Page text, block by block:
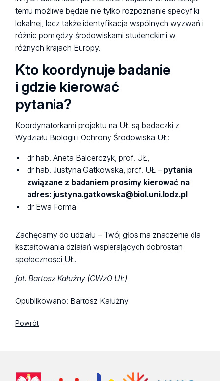
temu możliwe będzie nie tylko rozpoznanie specyfiki
lokalnej, lecz także identyfikacja wspólnych wyzwań i
różnic pomiędzy środowiskami studenckimi w
różnych krajach Europy.
Kto koordynuje badanie
i gdzie kierować
pytania?
Koordynatorkami projektu na UŁ są badaczki z
Wydziału Biologii i Ochrony Środowiska UŁ:
dr hab. Aneta Balcerczyk, prof. UŁ,
dr hab. Justyna Gatkowska, prof. UŁ – pytania
związane z badaniem prosimy kierować na
adres: justyna.gatkowska@biol.uni.lodz.pl
dr Ewa Forma
Zachęcamy do udziału – Twój głos ma znaczenie dla
kształtowania działań wspierających dobrostan
społeczności UŁ.
fot. Bartosz Kałużny (CWzO UŁ)
Opublikowano: Bartosz Kałużny
Powrót